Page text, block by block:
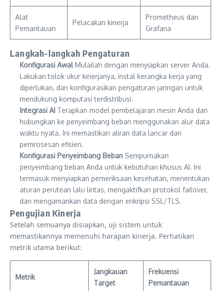
Alat
Pemantauan
Pelacakan kinerja
Prometheus dan
Grafana
Langkah-langkah Pengaturan
Konfigurasi AwalMulailah dengan menyiapkan server Anda.
Lakukan tolok ukur kinerjanya, instal kerangka kerja yang
diperlukan, dan konfigurasikan pengaturan jaringan untuk
mendukung komputasi terdistribusi.
Integrasi AI Terapkan model pembelajaran mesin Anda dan
hubungkan ke penyeimbang beban menggunakan alur data
waktu nyata. Ini memastikan aliran data lancar dan
pemrosesan efisien.
Konfigurasi Penyeimbang Beban Sempurnakan
penyeimbang beban Anda untuk kebutuhan khusus AI. Ini
termasuk menyiapkan pemeriksaan kesehatan, menentukan
aturan perutean lalu lintas, mengaktifkan protokol failover,
dan mengamankan data dengan enkripsi SSL/TLS.
Pengujian Kinerja
Setelah semuanya disiapkan, uji sistem untuk
memastikannya memenuhi harapan kinerja. Perhatikan
metrik utama berikut:
Metrik
Jangkauan
Target
Frekuensi
Pemantauan